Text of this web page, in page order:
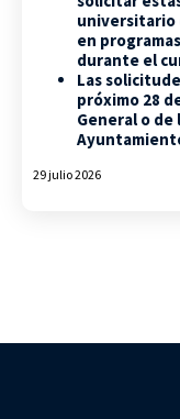
universitario
en
durante el
Las
próximo 28
General o de
29 julio 2026